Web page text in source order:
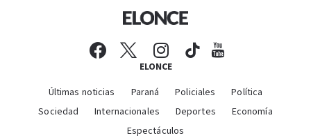
ELONCE
Últimas noticias Paraná Policiales
Política
Sociedad
Internacionales Deportes
Economía
Espectáculos